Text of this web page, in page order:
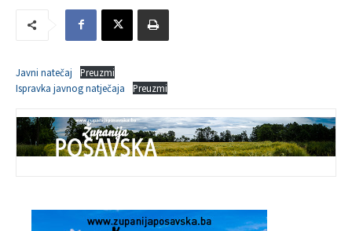
Javni natečaj
Preuzmi
Ispravka javnog natječaja
Preuzmi